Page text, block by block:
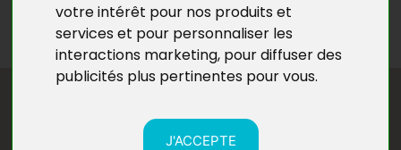
votre intérêt pour nos produits et
services et pour personnaliser les
interactions marketing, pour diffuser des
publicités plus pertinentes pour vous.
J'ACCEPTE
de nombreuses nouvelles, chansons, poésies.
« Souviens-toi » est son premier roman publié.